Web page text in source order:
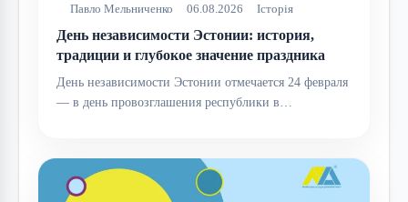
Павло Мельниченко 06.08.2026 Історія
День независимости Эстонии: история,
традиции и глубокое значение праздника
День независимости Эстонии отмечается 24 февраля
— в день провозглашения республики в…